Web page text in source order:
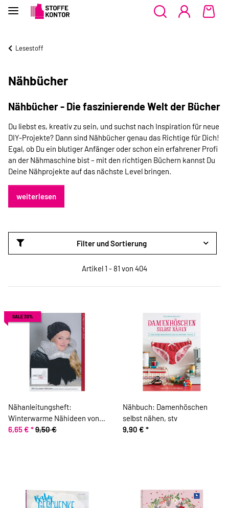
Lesestoff
Nähbücher
Nähbücher - Die faszinierende Welt der Bücher
Du liebst es, kreativ zu sein, und suchst nach Inspiration für neue
DIY-Projekte? Dann sind Nähbücher genau das Richtige für Dich!
Egal, ob Du ein blutiger Anfänger oder schon ein erfahrener Profi
an der Nähmaschine bist – mit den richtigen Büchern kannst Du
Deine Nähprojekte auf das nächste Level bringen.
weiterlesen
Filter und Sortierung
Artikel 1 - 81 von 404
SALE 30%
Nähanleitungsheft:
Winterwarme Nähideen von
Zwischenmass
6,65 € *9,50 €
Nähbuch: Damenhöschen
selbst nähen, stv
9,90 € *